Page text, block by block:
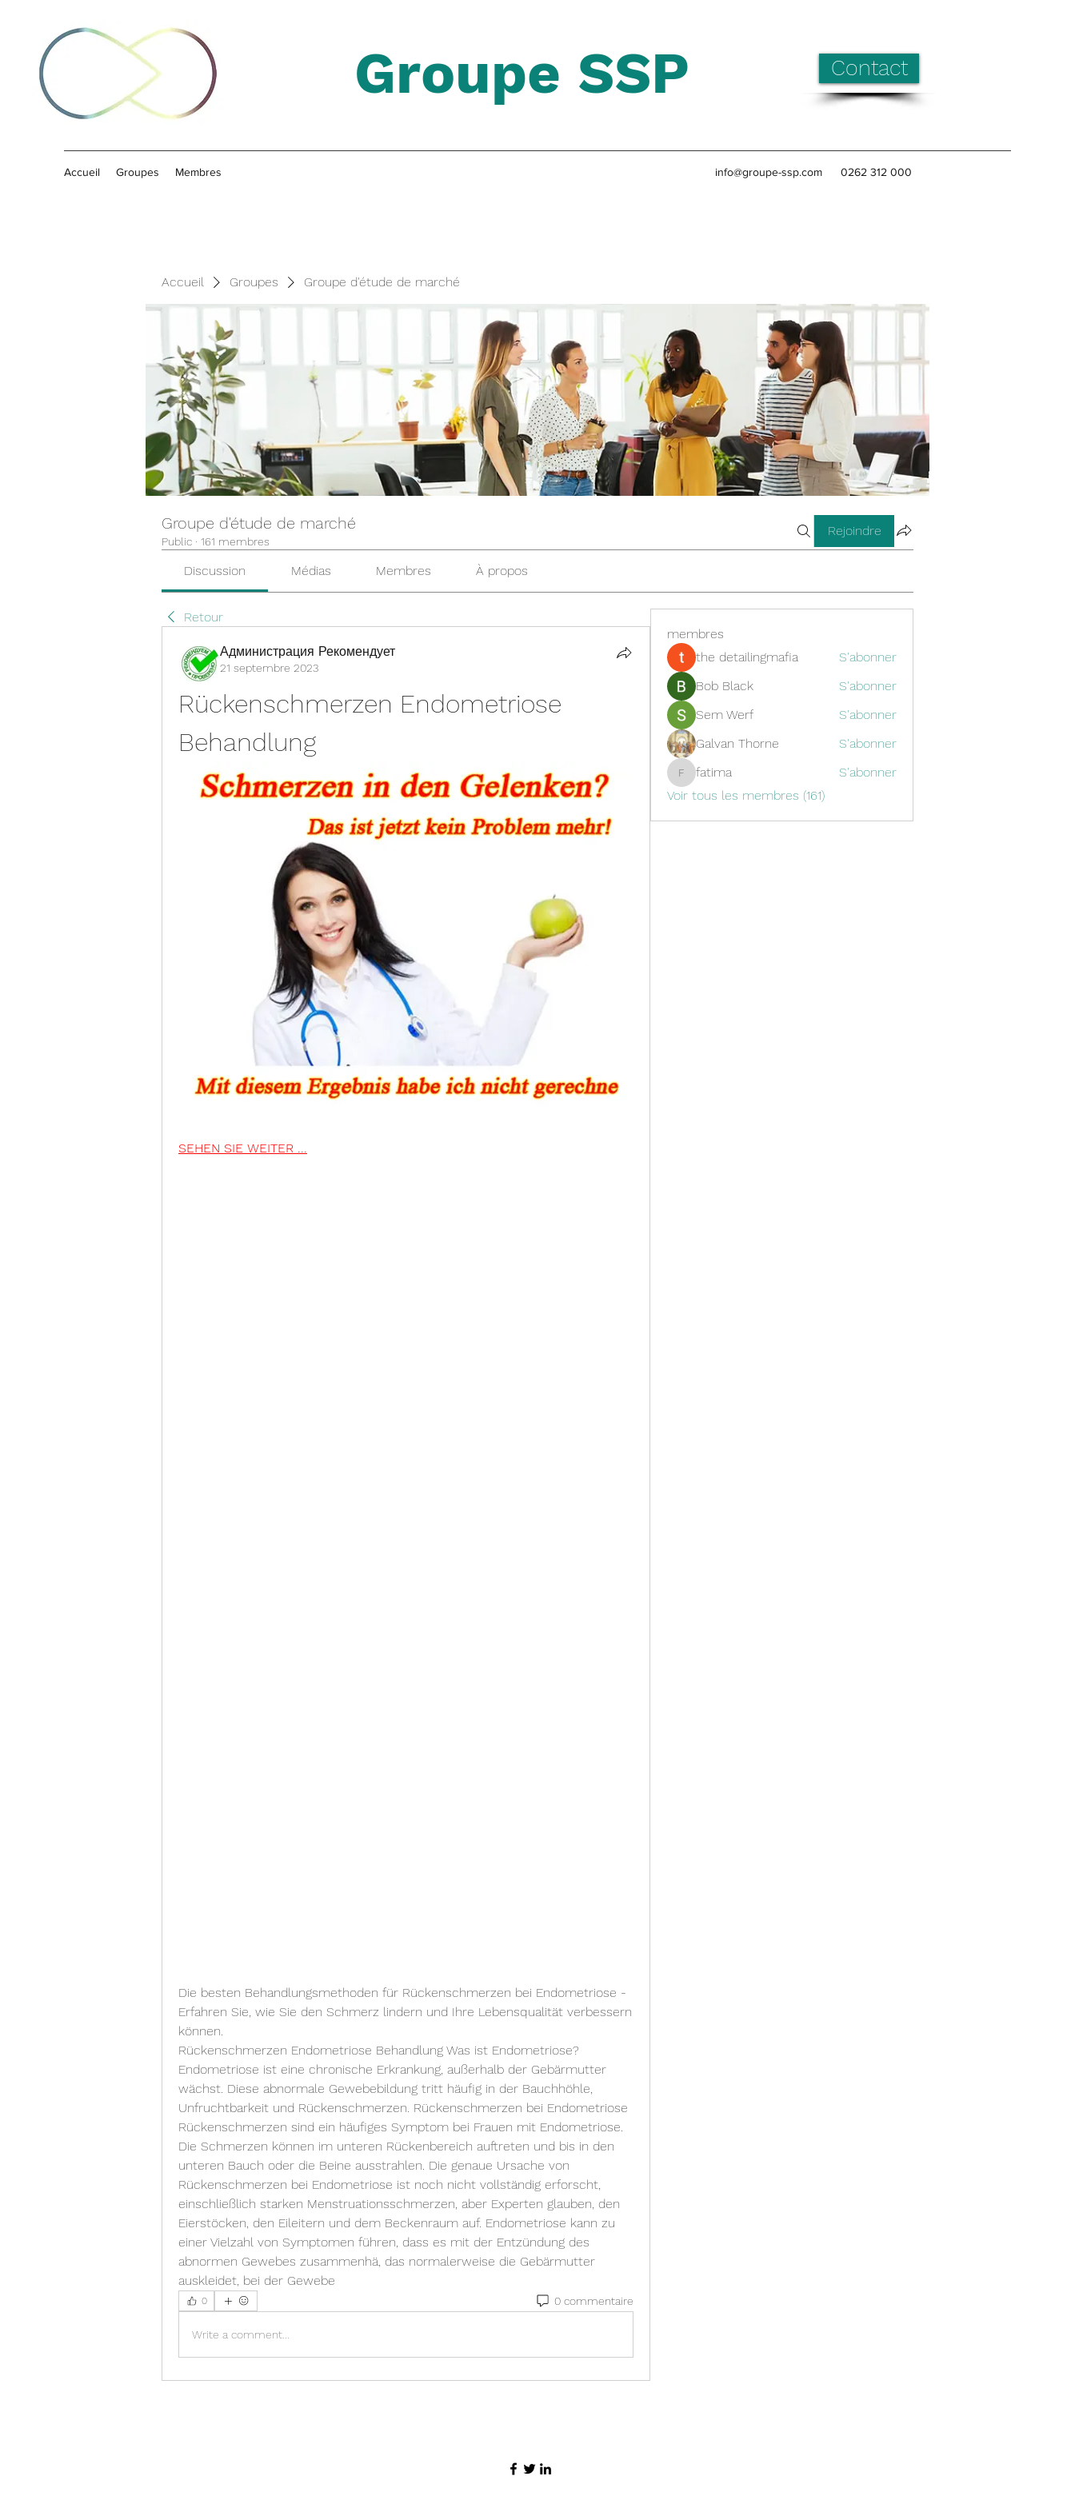
Groupe SSP Contact
Accueil Groupes Membres info@groupe-ssp.com 0262 312 000
Accueil Groupes Groupe d'étude de marché
Groupe d'étude de marché
Public · 161 membres
Rejoindre
Discussion Médias Membres À propos
Retour
Администрация Рекомендует
21 septembre 2023
Rückenschmerzen Endometriose
Behandlung
SEHEN SIE WEITER ...
Die besten Behandlungsmethoden für Rückenschmerzen bei Endometriose -
Erfahren Sie, wie Sie den Schmerz lindern und Ihre Lebensqualität verbessern
können.
Rückenschmerzen Endometriose Behandlung Was ist Endometriose?
Endometriose ist eine chronische Erkrankung, außerhalb der Gebärmutter
wächst. Diese abnormale Gewebebildung tritt häufig in der Bauchhöhle,
Unfruchtbarkeit und Rückenschmerzen. Rückenschmerzen bei Endometriose
Rückenschmerzen sind ein häufiges Symptom bei Frauen mit Endometriose.
Die Schmerzen können im unteren Rückenbereich auftreten und bis in den
unteren Bauch oder die Beine ausstrahlen. Die genaue Ursache von
Rückenschmerzen bei Endometriose ist noch nicht vollständig erforscht,
einschließlich starken Menstruationsschmerzen, aber Experten glauben, den
Eierstöcken, den Eileitern und dem Beckenraum auf. Endometriose kann zu
einer Vielzahl von Symptomen führen, dass es mit der Entzündung des
abnormen Gewebes zusammenhä, das normalerweise die Gebärmutter
auskleidet, bei der Gewebe
0 0 commentaire
Write a comment...
membres
the detailingmafia
S'abonner
Bob Black
S'abonner
Sem Werf
S'abonner
Galvan Thorne
S'abonner
fatima
fatima
S'abonner
Voir tous les membres (161)